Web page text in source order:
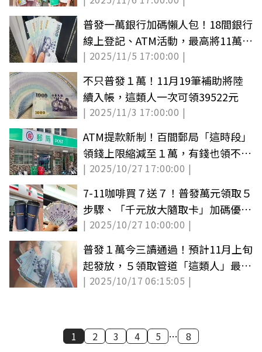
普發一萬銀行加碼懶人包！18間銀行
線上登記、ATM活動，最高將11萬元
帶回家
| 2025/11/5 17:00:00 |
不只普發１萬！11月19筆補助將陸
續入帳，這類人一次可領39522元
| 2025/11/3 17:00:00 |
ATM提款新制！百間郵局「這時段」
領錢上限縮減至１萬，有錢也領不出
來
| 2025/10/27 17:00:00 |
7-11咖啡買７送７！普發萬元領取５
步驟、「千元放大隨取卡」加碼優惠
整理
| 2025/10/27 10:00:00 |
普發１萬今三讀通過！預計11月上旬
起發放，５領取管道「這類人」最優
先拿到
| 2025/10/17 06:15:05 |
1 2 3 4 5 … 8